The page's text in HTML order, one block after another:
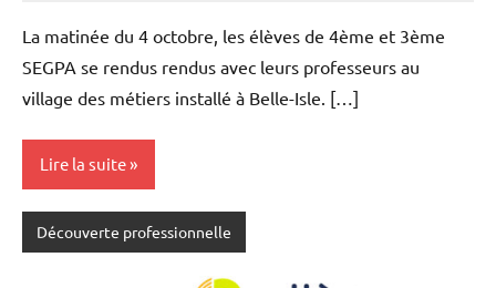
La matinée du 4 octobre, les élèves de 4ème et 3ème
SEGPA se rendus rendus avec leurs professeurs au
village des métiers installé à Belle-Isle. […]
Lire la suite
Découverte professionnelle